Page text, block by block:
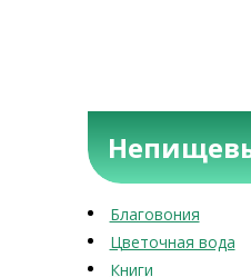
Благовония
Цветочная вода
Книги